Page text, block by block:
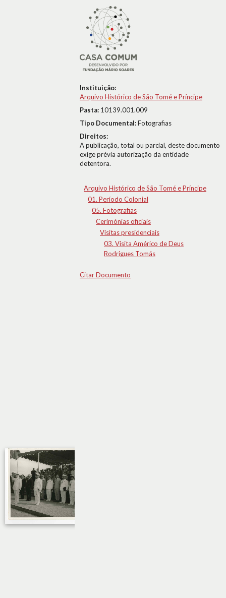
Instituição:
Arquivo Histórico de São Tomé e Príncipe
Pasta: 10139.001.009
Tipo Documental:Fotografias
Direitos:
A publicação, total ou parcial, deste documento
exige prévia autorização da entidade
detentora.
Arquivo Histórico de São Tomé e Príncipe
01. Período Colonial
05. Fotografias
Cerimónias oficiais
Visitas presidenciais
03. Visita Américo de Deus
Rodrigues Tomás
Citar Documento